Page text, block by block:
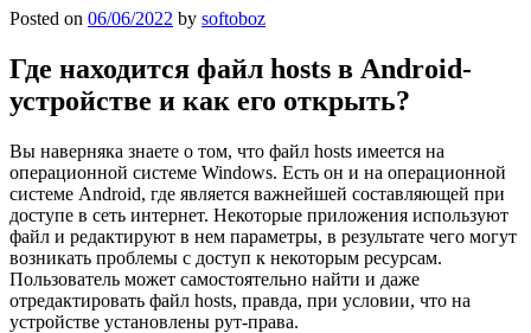
Posted on 06/06/2022 by softoboz
Где находится файл hosts в Android-
устройстве и как его открыть?
Вы наверняка знаете о том, что файл hosts имеется на
операционной системе Windows. Есть он и на операционной
системе Android, где является важнейшей составляющей при
доступе в сеть интернет. Некоторые приложения используют
файл и редактируют в нем параметры, в результате чего могут
возникать проблемы с доступ к некоторым ресурсам.
Пользователь может самостоятельно найти и даже
отредактировать файл hosts, правда, при условии, что на
устройстве установлены рут-права.